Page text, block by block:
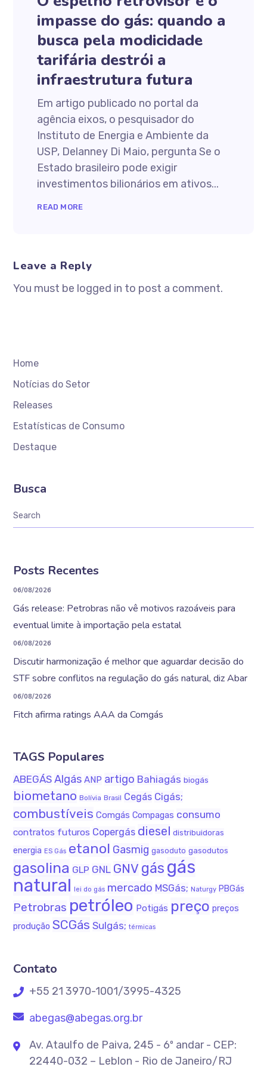
impasse do gás: quando a
busca pela modicidade
tarifária destrói a
infraestrutura futura
Em artigo publicado no portal da
agência eixos, o pesquisador do
Instituto de Energia e Ambiente da
USP, Delanney Di Maio, pergunta Se o
Estado brasileiro pode exigir
investimentos bilionários em ativos...
READ MORE
Leave a Reply
You must be logged in to post a comment.
Home
Notícias do Setor
Releases
Estatísticas de Consumo
Destaque
Busca
Posts Recentes
06/08/2026
Gás release: Petrobras não vê motivos razoáveis para
eventual limite à importação pela estatal
06/08/2026
Discutir harmonização é melhor que aguardar decisão do
STF sobre conflitos na regulação do gás natural, diz Abar
06/08/2026
Fitch afirma ratings AAA da Comgás
TAGS Populares
ABEGÁS Algás ANP artigo Bahiagás biogás
biometano Bolívia Brasil Cegás Cigás;
combustíveis Comgás Compagas consumo
contratos futuros Copergás diesel distribuidoras
energia ES Gás etanol Gasmig gasoduto gasodutos
gasolina GLP GNL GNV gás gás
natural lei do gás mercado MSGás; Naturgy PBGás
Petrobras petróleo Potigás preço preços
produção SCGás Sulgás; térmicas
Contato
+55 21 3970-1001/3995-4325
abegas@abegas.org.br
Av. Ataulfo de Paiva, 245 - 6º andar - CEP:
22440-032 – Leblon - Rio de Janeiro/RJ